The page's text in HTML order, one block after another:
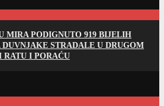
MIRA PODIGNUTO 919 BIJELIH
DUVNJAKE STRADALE U DRUGOM
RATU I PORAĆU